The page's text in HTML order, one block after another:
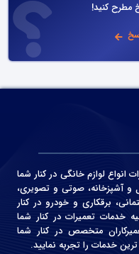
کنید!
در تعمیرات انواع لوازم خانگی در کنار شما
و آشپزخانه، صوتی و‌ تصویری،
برقکاری و خودرو در کنار
خدمات تعمیرات در کنار شما
متخصص در کنار شما
خدمات را تجربه نمایید.